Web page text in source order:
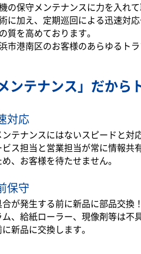
の保守メンテナンスに力を入れて
に加え、定期巡回による迅速対
質を高めております。
市港南区のお客様のあらゆるト
ンテナンス」だから
対応
テナンスにはないスピードと対
ビス担当と営業担当が常に情報共
、お客様を待たせません。
保守
合が発生する前に新品に部品交換！
ム、給紙ローラー、現像剤等は不
新品に交換します。